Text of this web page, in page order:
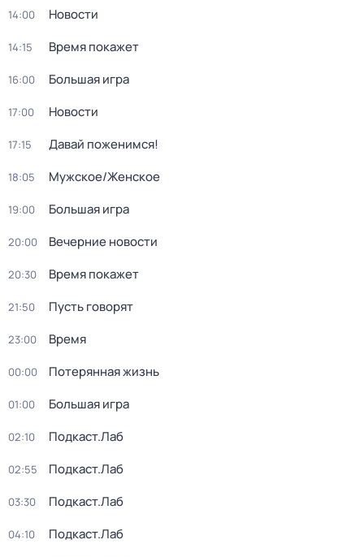
14:00 Новости
14:15 Время покажет
16:00 Большая игра
17:00 Новости
17:15 Давай поженимся!
18:05 Мужское/Женское
19:00 Большая игра
20:00 Вечерние новости
20:30 Время покажет
21:50 Пусть говорят
23:00 Время
00:00 Потерянная жизнь
01:00 Большая игра
02:10 Подкаст.Лаб
02:55 Подкаст.Лаб
03:30 Подкаст.Лаб
04:10 Подкаст.Лаб